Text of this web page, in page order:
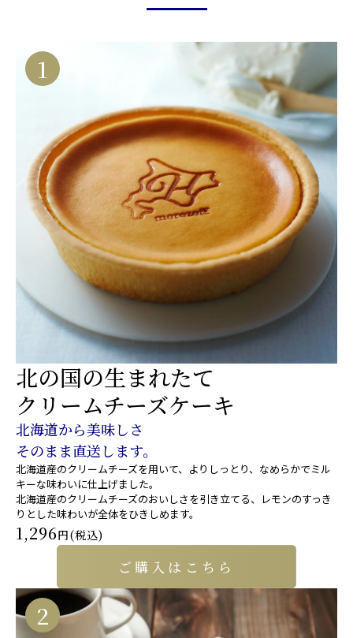
1
北の国の生まれたて
クリームチーズケーキ
北海道から美味しさ
そのまま直送します。
北海道産のクリームチーズを用いて、よりしっとり、なめらかでミル
キーな味わいに仕上げました。
北海道産のクリームチーズのおいしさを引き立てる、レモンのすっき
りとした味わいが全体をひきしめます。
1,296円(税込)
ご購入はこちら
2